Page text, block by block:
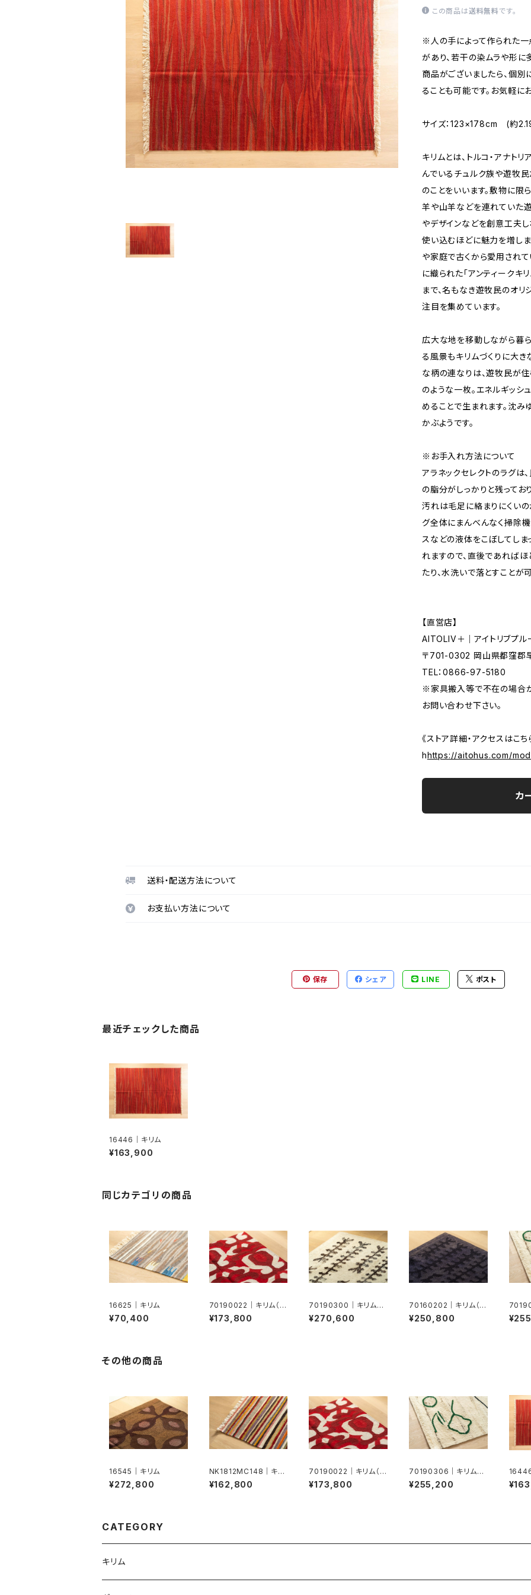
この商品は送料無料です。
※人の手によって作られた一
があり、若干の染ムラや形
商品がございましたら、個
ることも可能です。お気軽に
サイズ：123×178cm (約
キリムとは、トルコ・アナト
んでいるチュルク族や遊牧
のことをいいます。敷物に限
羊や山羊などを連れていた
やデザインなどを創意工夫
使い込むほどに魅力を増しま
や家庭で古くから愛用されて
に織られた「アンティークキ
まで、名もなき遊牧民のオリ
注目を集めています。
広大な地を移動しながら暮
る風景もキリムづくりに大き
な柄の連なりは、遊牧民が
のような一枚。エネルギッシ
めることで生まれます。沈
かぶようです。
※お手入れ方法について
アラネックセレクトのラグ
の脂分がしっかりと残ってお
汚れは毛足に絡まりにくい
グ全体にまんべんなく掃除
スなどの液体をこぼしてし
れますので、直後であれば
たり、水洗いで落とすことが
【直営店】
AITOLIV＋｜アイトリブプル
〒701-0302 岡山県都窪郡
TEL：0866-97-5180
※家具搬入等で不在の場合
お問い合わせ下さい。
《ストア詳細・アクセスはこち
hhttps://aitohus.com/
カ
送料・配送方法について
お支払い方法について
保存 シェア LINE ポスト
最近チェックした商品
16446｜キリム
¥163,900
同じカテゴリの商品
16625｜キリム
¥70,400
70190022｜キリム（ド
ホク）
¥173,800
70190300｜キリム（ド
ホク）
¥270,600
70160202｜キリム（ド
ホク）
¥250,800
ホク）
その他の商品
16545｜キリム
¥272,800
NK1812MC148｜キリ
ム
¥162,800
70190022｜キリム（ド
ホク）
¥173,800
70190306｜キリム（ド
ホク）
¥255,200
CATEGORY
キリム